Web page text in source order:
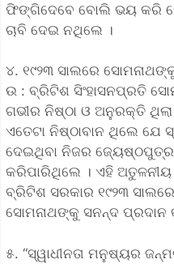
ଫିଙ୍ଗିଦେବେ ବୋଲି ଭୟ କରି
ଚାବି ଦେଇ ନଥିଲେ ।
୪. ୧୯୨୩ ସାଲରେ
ଉ : ବ୍ରିଟିଶ ସିଂହାସନପ୍ରତି
ଗଭୀର ନିଷ୍ଠା ଓ ଅନୁରକ୍ତି
ଏତେଟା ନିଷ୍ଠାବାନ ଥିଲେ ଯେ
ଦେଇଥିବା ନିଜର
କରିପାରିଥିଲେ । ଏହି
ବ୍ରିଟିଶ ସରକାର ୧୯୨୩
ସୋମନାଥଙ୍କୁ ସନନ୍ଦ ପ୍ରଦାନ
୫. “ସ୍ୱାଧୀନତା ମନୁଷ୍ୟର